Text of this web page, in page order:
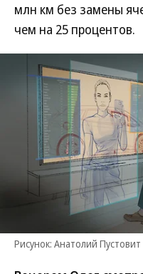
млн км без замены
чем на 25 процентов.
Рисунок: Анатолий Пустовит